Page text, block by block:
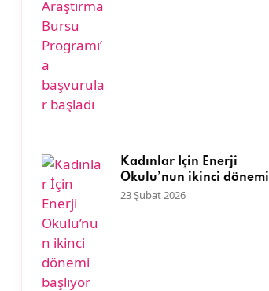
Kadınlar İçin Enerji
Okulu’nun ikinci dönemi
başlıyor
23 Şubat 2026